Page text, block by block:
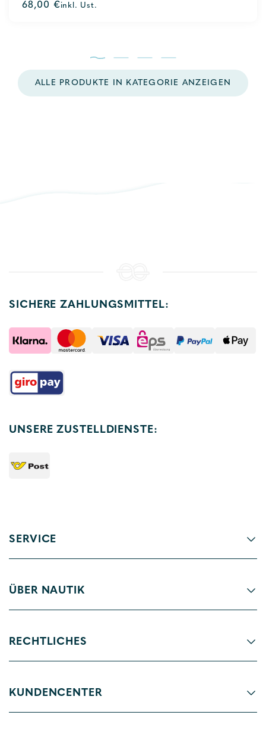
out
68,00 €inkl. Ust.
ALLE PRODUKTE IN KATEGORIE ANZEIGEN
SICHERE ZAHLUNGSMITTEL:
UNSERE ZUSTELLDIENSTE:
SERVICE
ÜBER NAUTIK
RECHTLICHES
KUNDENCENTER